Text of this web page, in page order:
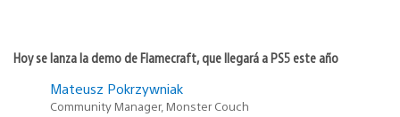
Hoy se lanza la demo de Flamecraft, que llegará a PS5 este año
Mateusz Pokrzywniak
Community Manager, Monster Couch